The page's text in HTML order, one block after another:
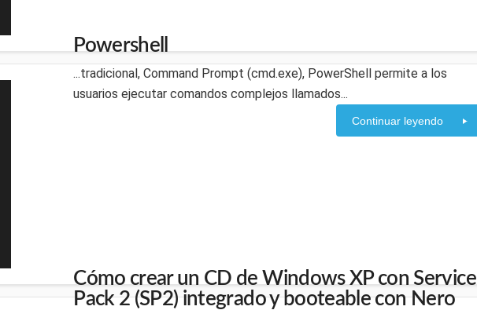
Powershell
...tradicional, Command Prompt (cmd.exe), PowerShell permite a los
usuarios ejecutar comandos complejos llamados...
Continuar leyendo
Cómo crear un CD de Windows XP con Service
Pack 2 (SP2) integrado y booteable con Nero